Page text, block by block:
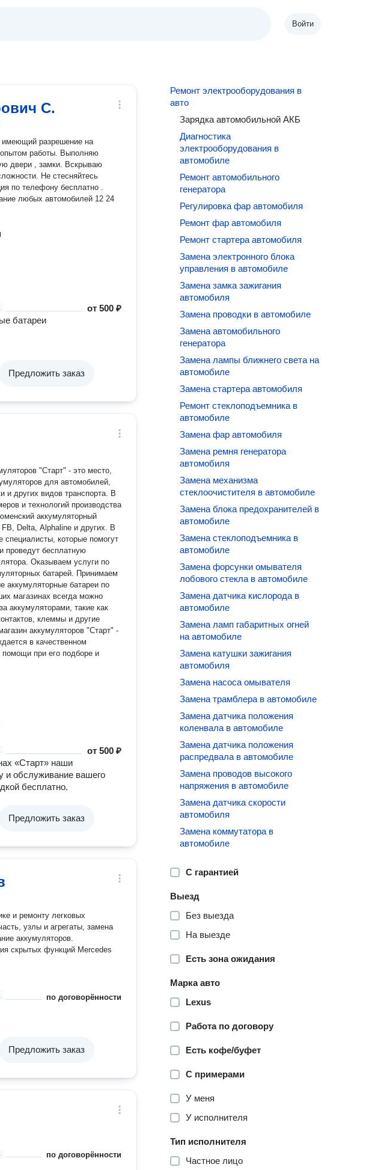
Войти
С.
разрешение на
работы. Выполняю
двери , замки. Вскрываю
Не стесняйтесь
по телефону бесплатно .
любых автомобилей 12 24
от500 ₽
батареи
Предложить заказ
"Старт" - это место,
для автомобилей,
и других видов транспорта. В
и технологий производства
аккумуляторный
Delta, Alphaline и других. В
специалисты, которые помогут
проведут бесплатную
услуги по
батарей. Принимаем
аккумуляторные батареи по
аккумуляторами, такие как
клеммы и другие
в качественном
при его подборе и
от500 ₽
«Старт» наши
и обслуживание вашего
бесплатно.
Предложить заказ
и ремонту легковых
узлы и агрегаты, замена
аккумуляторов.
скрытых функций Mercedes
по договорённости
Предложить заказ
по договорённости
Ремонт электрооборудования в
авто
Зарядка автомобильной АКБ
Диагностика
электрооборудования в
автомобиле
Ремонт автомобильного
генератора
Регулировка фар автомобиля
Ремонт фар автомобиля
Ремонт стартера автомобиля
Замена электронного блока
управления в автомобиле
Замена замка зажигания
автомобиля
Замена проводки в автомобиле
Замена автомобильного
генератора
Замена лампы ближнего света на
автомобиле
Замена стартера автомобиля
Ремонт стеклоподъемника в
автомобиле
Замена фар автомобиля
Замена ремня генератора
автомобиля
Замена механизма
стеклоочистителя в автомобиле
Замена блока предохранителей в
автомобиле
Замена стеклоподъемника в
автомобиле
Замена форсунки омывателя
лобового стекла в автомобиле
Замена датчика кислорода в
автомобиле
Замена ламп габаритных огней
на автомобиле
Замена катушки зажигания
автомобиля
Замена насоса омывателя
Замена трамблера в автомобиле
Замена датчика положения
коленвала в автомобиле
Замена датчика положения
распредвала в автомобиле
Замена проводов высокого
напряжения в автомобиле
Замена датчика скорости
автомобиля
Замена коммутатора в
автомобиле
С гарантией
Выезд
Без выезда
На выезде
Есть зона ожидания
Марка авто
Lexus
Работа по договору
Есть кофе/буфет
С примерами
У меня
У исполнителя
Тип исполнителя
Частное лицо